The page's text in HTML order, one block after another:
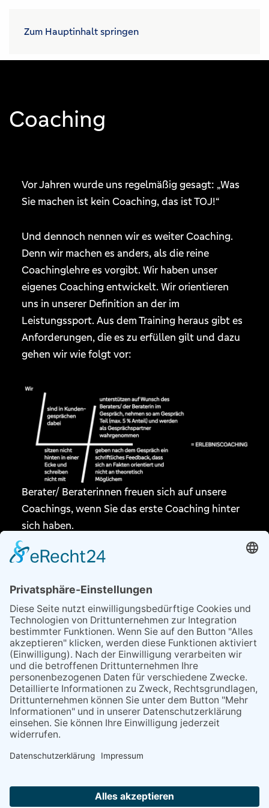
Zum Hauptinhalt springen
Leistungen
Konzepte
Gestaltung
Training
Zertifizierung im Bereich Nachhaltigkeit
Coaching
Personalcoaching
Coaching
Vor Jahren wurde uns regelmäßig gesagt: „Was
Sie machen ist kein Coaching, das ist TOJ!“
Und dennoch nennen wir es weiter Coaching.
Denn wir machen es anders, als die reine
Coachinglehre es vorgibt. Wir haben unser
eigenes Coaching entwickelt. Wir orientieren
uns in unserer Definition an der im
Leistungssport. Aus dem Training heraus gibt es
Anforderungen, die es zu erfüllen gilt und dazu
gehen wir wie folgt vor:
Berater/ Beraterinnen freuen sich auf unsere
Coachings, wenn Sie das erste Coaching hinter
sich haben.